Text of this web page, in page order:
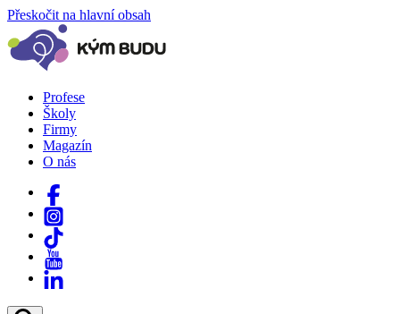
Přeskočit na hlavní obsah
Profese
Školy
Firmy
Magazín
O nás